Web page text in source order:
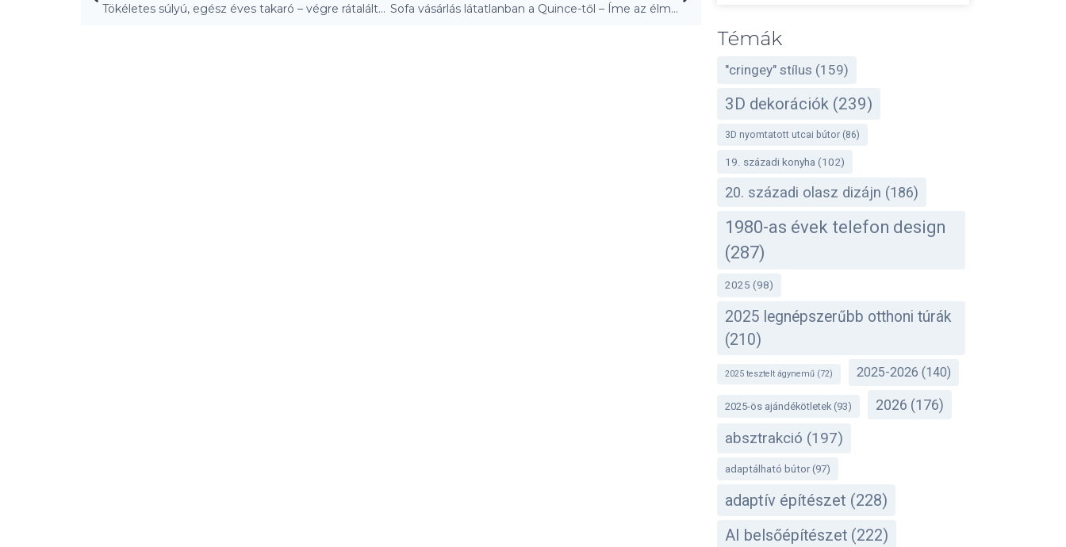
Tökéletes súlyú, egész éves takaró – végre rátaláltam! Sofa vásárlás látatlanban a Quince-től – Íme az élményem!
Témák
"cringey" stílus (159)
3D dekorációk(239)
3D nyomtatott utcai bútor(86)
19. századi konyha (102)
20. századi olasz dizájn (186)
1980-as évek telefon design
(287)
2025 (98)
2025 legnépszerűbb otthoni túrák
(210)
2025 tesztelt ágynemű(72) 2025-2026 (140)
2025-ös ajándékötletek(93) 2026 (176)
absztrakció (197)
adaptálható bútor(97)
adaptív építészet (228)
AI belsőépítészet(222)